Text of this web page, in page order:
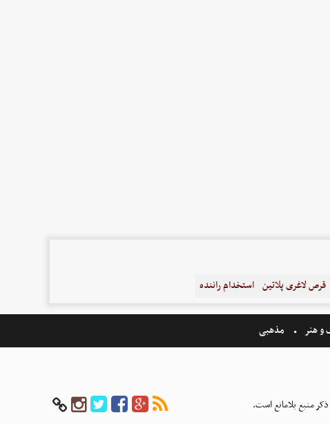
قرص لاغری پلاتین استخدام راننده
و هنر مذهبی
منبع بلامانع است.